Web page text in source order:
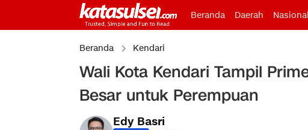
Beranda Daerah Nasional
Beranda Kendari
Wali Kota Kendari Tampil
Besar untuk Perempuan
Edy Basri